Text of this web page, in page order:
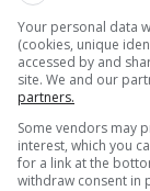
“.
è
Your personal data
(cookies, unique
accessed by and
site. We and our
partners.
Some vendors may
interest, which you
for a link at the
withdraw consent in